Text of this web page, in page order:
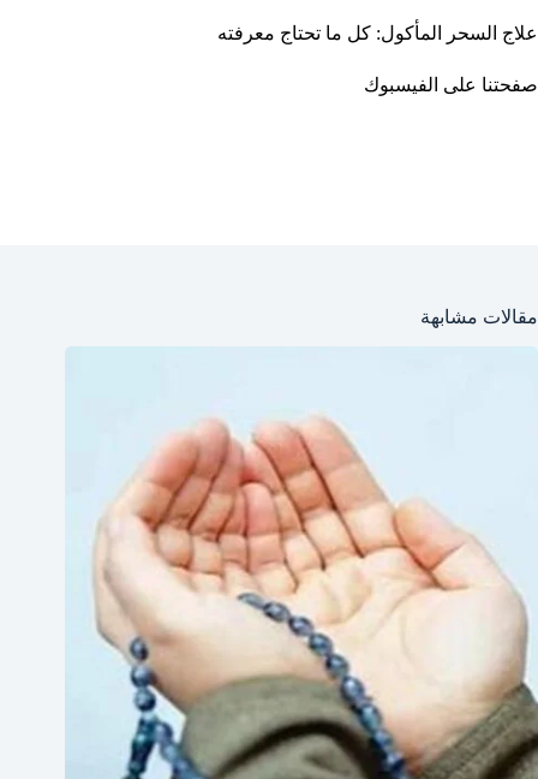
علاج السحر المأكول: كل ما تحتاج معرفته
صفحتنا على الفيسبوك
مقالات مشابهة